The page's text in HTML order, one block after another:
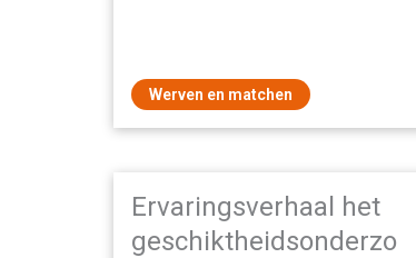
Werven en matchen
Ervaringsverhaal het
geschiktheidsonderzo